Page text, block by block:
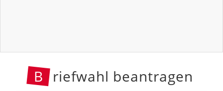
B riefwahl beantragen